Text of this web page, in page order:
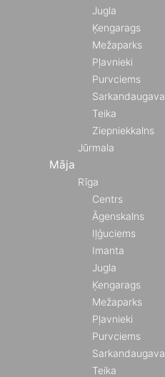
Jugla
Ķengarags
Mežaparks
Pļavnieki
Purvciems
Sarkandaugava
Teika
Ziepniekkalns
Jūrmala
Māja
Rīga
Centrs
Āgenskalns
Iļģuciems
Imanta
Jugla
Ķengarags
Mežaparks
Pļavnieki
Purvciems
Sarkandaugava
Teika